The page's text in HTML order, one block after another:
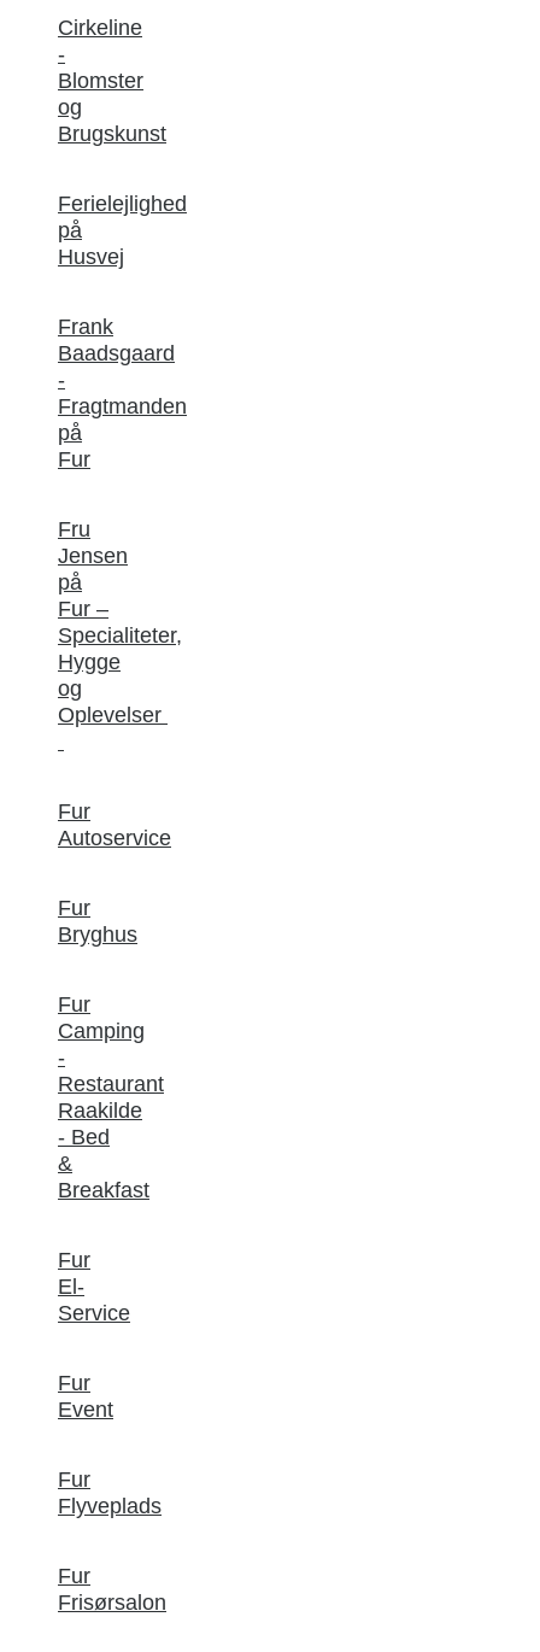
Cirkeline
-
Blomster
og
Brugskunst
Ferielejlighed
på
Husvej
Frank
Baadsgaard
-
Fragtmanden
på
Fur
Fru
Jensen
på
Fur –
Specialiteter,
Hygge
og
Oplevelser
Fur
Autoservice
Fur
Bryghus
Fur
Camping
-
Restaurant
Raakilde
- Bed
&
Breakfast
Fur
El-
Service
Fur
Event
Fur
Flyveplads
Fur
Frisørsalon